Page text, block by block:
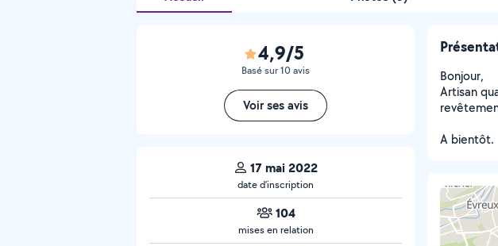
4,9/5
Basé sur 10 avis
Voir ses avis
17 mai 2022
date d’inscription
104
mises en relation
Bonjour,
Artisan
A bientôt.